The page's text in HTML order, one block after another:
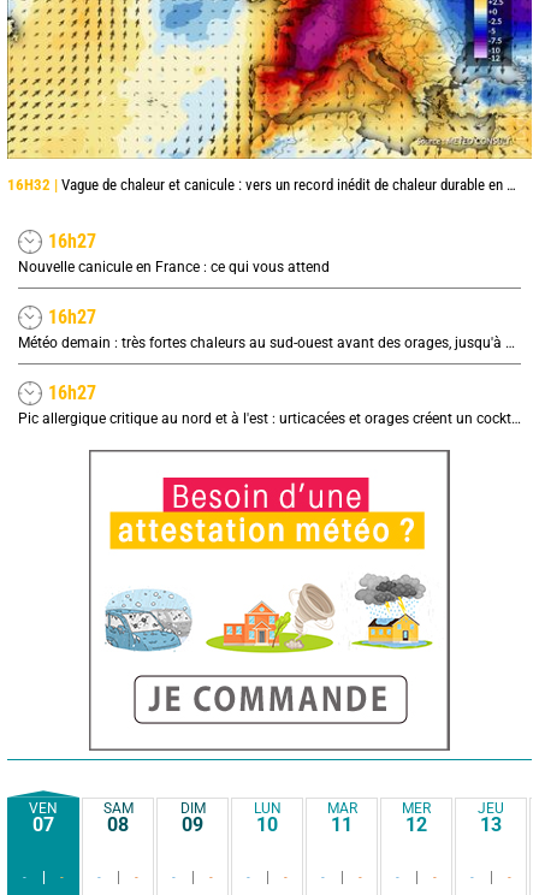
16H32 | Vague de chaleur et canicule : vers un record inédit de chaleur durable en France
16h27
Nouvelle canicule en France : ce qui vous attend
16h27
Météo demain : très fortes chaleurs au sud-ouest avant des orages, jusqu'à 39°C
16h27
Pic allergique critique au nord et à l'est : urticacées et orages créent un cocktail explosif
VEN
07
- -
SAM
08
- -
DIM
09
- -
LUN
10
- -
MAR
11
- -
MER
12
- -
JEU
13
- -